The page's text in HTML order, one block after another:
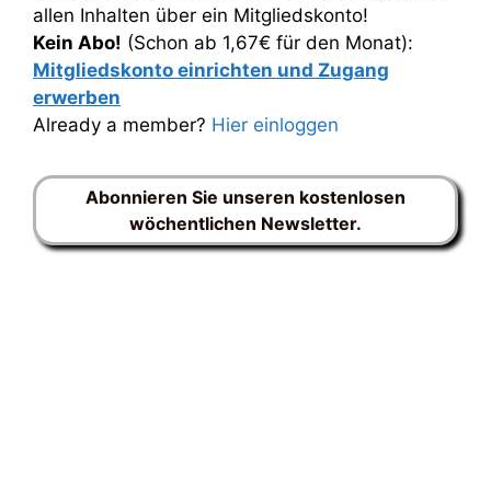
allen Inhalten über ein Mitgliedskonto!
Kein Abo! (Schon ab 1,67€ für den Monat):
Mitgliedskonto einrichten und Zugang
erwerben
Already a member? Hier einloggen
Abonnieren Sie unseren kostenlosen
wöchentlichen Newsletter.